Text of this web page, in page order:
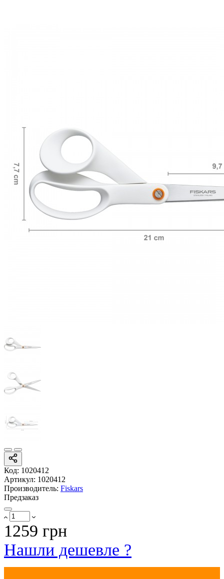
Код: 1020412
Артикул: 1020412
Производитель: Fiskars
Предзаказ
1259 грн
Нашли дешевле ?